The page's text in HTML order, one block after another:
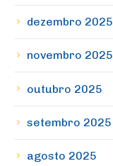
dezembro 2025
novembro 2025
outubro 2025
setembro 2025
agosto 2025